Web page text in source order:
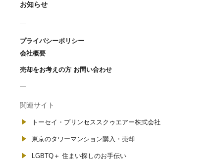
お知らせ
プライバシーポリシー
会社概要
売却をお考えの方 お問い合わせ
関連サイト
トーセイ・プリンセススクゥエアー株式会社
東京のタワーマンション購入・売却
LGBTQ＋ 住まい探しのお手伝い